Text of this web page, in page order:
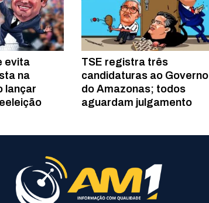
evita
na
lançar
TSE registra três
candidaturas ao Governo
do Amazonas; todos
aguardam julgamento